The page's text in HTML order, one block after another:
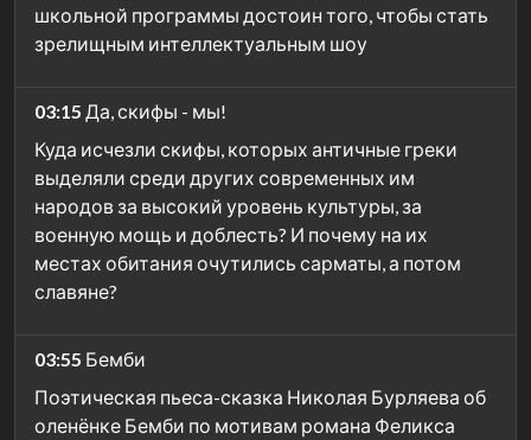
школьной программы достоин того, чтобы стать
зрелищным интеллектуальным шоу
03:15 Да, скифы - мы!
Куда исчезли скифы, которых античные греки
выделяли среди других современных им
народов за высокий уровень культуры, за
военную мощь и доблесть? И почему на их
местах обитания очутились сарматы, а потом
славяне?
03:55 Бемби
Поэтическая пьеса-сказка Николая Бурляева об
оленёнке Бемби по мотивам романа Феликса